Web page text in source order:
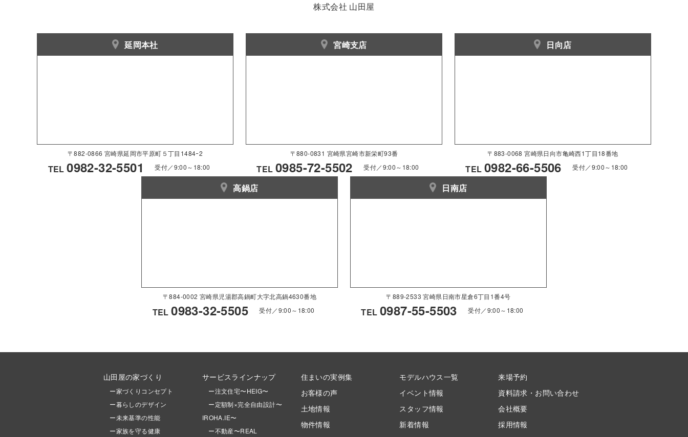
株式会社 山田屋
延岡本社
〒882-0866 宮崎県延岡市平原町５丁目1484ｰ2
TEL0982-32-5501 受付／9:00～18:00
宮崎支店
〒880-0831 宮崎県宮崎市新栄町93番
TEL0985-72-5502 受付／9:00～18:00
日向店
〒883-0068 宮崎県日向市亀崎西1丁目18番地
TEL0982-66-5506 受付／9:00～18:00
高鍋店
〒884-0002 宮崎県児湯郡高鍋町大字北高鍋4630番地
TEL0983-32-5505 受付／9:00～18:00
日南店
〒889-2533 宮崎県日南市星倉6丁目1番4号
TEL0987-55-5503 受付／9:00～18:00
山田屋の家づくり
ー家づくりコンセプト
ー暮らしのデザイン
ー未来基準の性能
ー家族を守る健康
サービスラインナップ
ー注文住宅〜HEIG〜
ー定額制×完全自由設計〜
IROHA.IE〜
ー不動産〜REAL
住まいの実例集
お客様の声
土地情報
物件情報
モデルハウス一覧
イベント情報
スタッフ情報
新着情報
来場予約
資料請求・お問い合わせ
会社概要
採用情報